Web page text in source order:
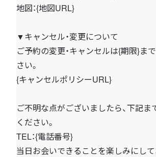
地図：{地図URL}
▼キャンセル・変更について
ご予約の変更・キャンセルは{期限}ま
さい。
{キャンセルポリシーURL}
ご不明な点がございましたら、下記ま
ください。
TEL：{電話番号}
当日お会いできることを楽しみにして